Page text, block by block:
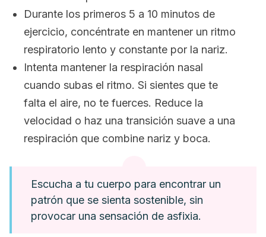
Durante los primeros 5 a 10 minutos de
ejercicio, concéntrate en mantener un ritmo
respiratorio lento y constante por la nariz.
Intenta mantener la respiración nasal
cuando subas el ritmo. Si sientes que te
falta el aire, no te fuerces. Reduce la
velocidad o haz una transición suave a una
respiración que combine nariz y boca.
Escucha a tu cuerpo para encontrar un
patrón que se sienta sostenible, sin
provocar una sensación de asfixia.